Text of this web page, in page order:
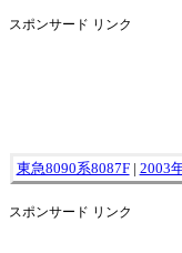
スポンサード リンク
東急8090系8087F| 2003
スポンサード リンク